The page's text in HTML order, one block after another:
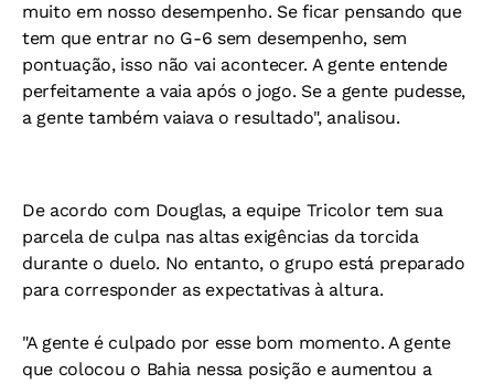
muito em nosso desempenho. Se ficar pensando que
tem que entrar no G-6 sem desempenho, sem
pontuação, isso não vai acontecer. A gente entende
perfeitamente a vaia após o jogo. Se a gente pudesse,
a gente também vaiava o resultado", analisou.
De acordo com Douglas, a equipe Tricolor tem sua
parcela de culpa nas altas exigências da torcida
durante o duelo. No entanto, o grupo está preparado
para corresponder as expectativas à altura.
"A gente é culpado por esse bom momento. A gente
que colocou o Bahia nessa posição e aumentou a